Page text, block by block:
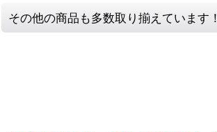
その他の商品も多数取り揃えています！